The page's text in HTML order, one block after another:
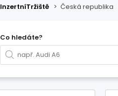
InzertníTržiště > Česká republika
Co hledáte?